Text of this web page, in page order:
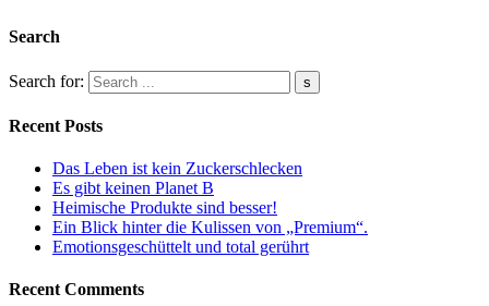
Search
Search for:
Recent Posts
Das Leben ist kein Zuckerschlecken
Es gibt keinen Planet B
Heimische Produkte sind besser!
Ein Blick hinter die Kulissen von „Premium“.
Emotionsgeschüttelt und total gerührt
Recent Comments